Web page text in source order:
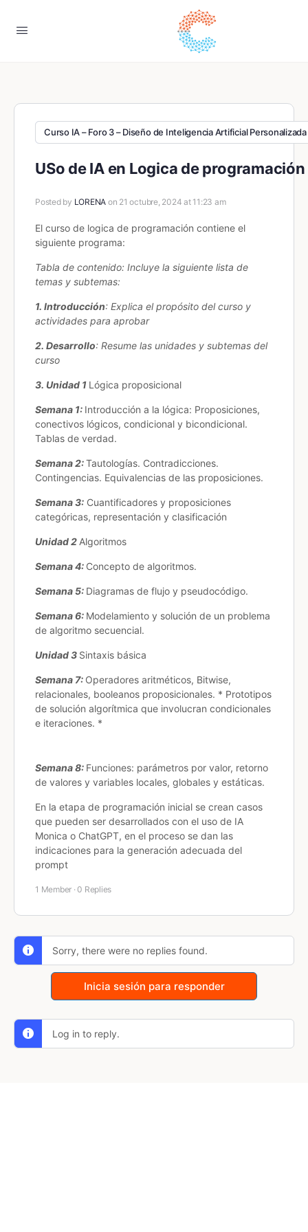
Curso IA – Foro 3 – Diseño de Inteligencia Artificial Personalizada
USo de IA en Logica de programación
Posted by LORENA on 21 octubre, 2024 at 11:23 am
El curso de logica de programación contiene el
siguiente programa:
Tabla de contenido: Incluye la siguiente lista de
temas y subtemas:
1. Introducción: Explica el propósito del curso y
actividades para aprobar
2. Desarrollo: Resume las unidades y subtemas del
curso
3. Unidad 1 Lógica proposicional
Semana 1: Introducción a la lógica: Proposiciones,
conectivos lógicos, condicional y bicondicional.
Tablas de verdad.
Semana 2:Tautologías. Contradicciones.
Contingencias. Equivalencias de las proposiciones.
Semana 3: Cuantificadores y proposiciones
categóricas, representación y clasificación
Unidad 2 Algoritmos
Semana 4: Concepto de algoritmos.
Semana 5: Diagramas de flujo y pseudocódigo.
Semana 6: Modelamiento y solución de un problema
de algoritmo secuencial.
Unidad 3 Sintaxis básica
Semana 7: Operadores aritméticos, Bitwise,
relacionales, booleanos proposicionales. * Prototipos
de solución algorítmica que involucran condicionales
e iteraciones. *
Semana 8: Funciones: parámetros por valor, retorno
de valores y variables locales, globales y estáticas.
En la etapa de programación inicial se crean casos
que pueden ser desarrollados con el uso de IA
Monica o ChatGPT, en el proceso se dan las
indicaciones para la generación adecuada del
prompt
1 Member ·0 Replies
Sorry, there were no replies found.
Inicia sesión para responder
Log in to reply.